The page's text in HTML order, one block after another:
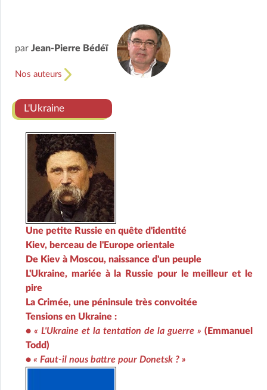
par Jean-Pierre Bédéï
Nos auteurs
L'Ukraine
Une petite Russie en quête d'identité
Kiev, berceau de l'Europe orientale
De Kiev à Moscou, naissance d'un peuple
L'Ukraine, mariée à la Russie pour le meilleur et le
pire
La Crimée, une péninsule très convoitée
Tensions en Ukraine :
• « L'Ukraine et la tentation de la guerre » (Emmanuel
Todd)
• « Faut-il nous battre pour Donetsk ? »